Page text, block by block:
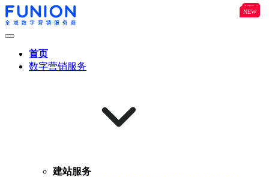
首页
数字营销服务
建站服务
B2B
NEW
NEW
NEW